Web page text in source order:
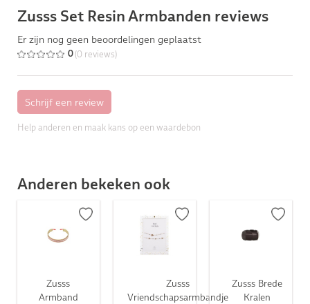
Zusss Set Resin Armbanden reviews
Er zijn nog geen beoordelingen geplaatst
0 (0 reviews)
Help anderen en maak kans op een waardebon
Anderen bekeken ook
Zusss
Armband
Zusss
Vriendschapsarmbandje
Zusss Brede
Kralen